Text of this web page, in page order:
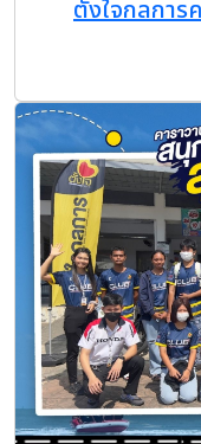
ตั้งใจกลการ